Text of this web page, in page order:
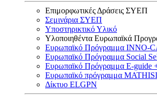
Επιμορφωτικές Δράσεις ΣΥΕΠ
Σεμινάρια ΣΥΕΠ
Υποστηρικτικό Υλικό
Υλοποιηθέντα Ευρωπαϊκά
Ευρωπαϊκό Πρόγραμμα INNO-
Ευρωπαϊκό Πρόγραμμα Social
Ευρωπαϊκό Πρόγραμμα E-guide
Ευρωπαϊκό πρόγραμμα
Δίκτυο ELGPN